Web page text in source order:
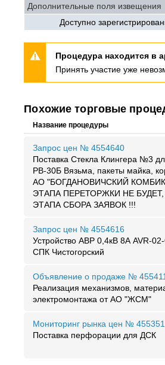
Дополнительные поля извещения
Доступно
Процедура находится в
Принять участие уже
Похожие торговые
Название процедуры
Запрос цен № 4554640
Поставка Стекла Клингера №3
РВ-30Б Вязьма, пакеты майка,
АО "БОГДАНОВИЧСКИЙ
ЭТАПА ПЕРЕТОРЖКИ НЕ
ЭТАПА СБОРА ЗАЯВОК !!!
Запрос цен № 4554616
Устройство АВР 0,4кВ 8А AVR-
СПК Чистогорский
Объявление о продаже №
Реализация механизмов,
электромонтажа от АО "ЖСМ"
Мониторинг рынка цен №
Поставка перфорации для ДСК